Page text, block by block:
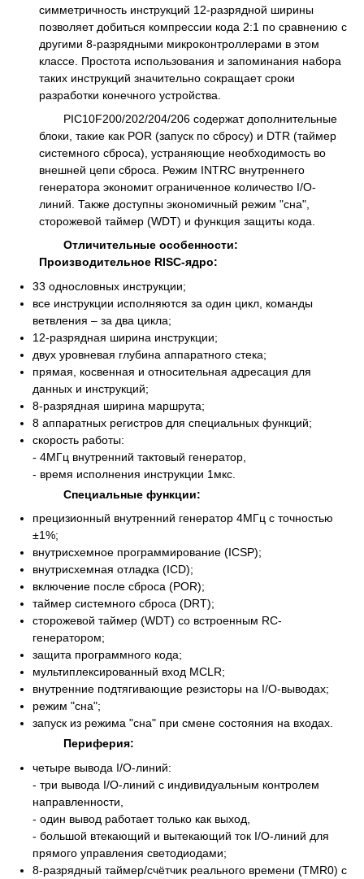
симметричность инструкций 12-разрядной ширины
позволяет добиться компрессии кода 2:1 по сравнению с
другими 8-разрядными микроконтроллерами в этом
классе. Простота использования и запоминания набора
таких инструкций значительно сокращает сроки
разработки конечного устройства.
PIC10F200/202/204/206 содержат дополнительные
блоки, такие как POR (запуск по сбросу) и DTR (таймер
системного сброса), устраняющие необходимость во
внешней цепи сброса. Режим INTRC внутреннего
генератора экономит ограниченное количество I/O-
линий. Также доступны экономичный режим "сна",
сторожевой таймер (WDT) и функция защиты кода.
Отличительные особенности:
Производительное RISC-ядро:
33 однословных инструкции;
все инструкции исполняются за один цикл, команды
ветвления – за два цикла;
12-разрядная ширина инструкции;
двух уровневая глубина аппаратного стека;
прямая, косвенная и относительная адресация для
данных и инструкций;
8-разрядная ширина маршрута;
8 аппаратных регистров для специальных функций;
скорость работы:
- 4МГц внутренний тактовый генератор,
- время исполнения инструкции 1мкс.
Специальные функции:
прецизионный внутренний генератор 4МГц с точностью
±1%;
внутрисхемное программирование (ICSP);
внутрисхемная отладка (ICD);
включение после сброса (POR);
таймер системного сброса (DRT);
сторожевой таймер (WDT) со встроенным RC-
генератором;
защита программного кода;
мультиплексированный вход MCLR;
внутренние подтягивающие резисторы на I/O-выводах;
режим "сна";
запуск из режима "сна" при смене состояния на входах.
Периферия:
четыре вывода I/O-линий:
- три вывода I/O-линий с индивидуальным контролем
направленности,
- один вывод работает только как выход,
- большой втекающий и вытекающий ток I/O-линий для
прямого управления светодиодами;
8-разрядный таймер/счётчик реального времени (TMR0) с